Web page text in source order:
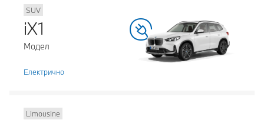
SUV
iX1
Модел
Електрично
Limousine